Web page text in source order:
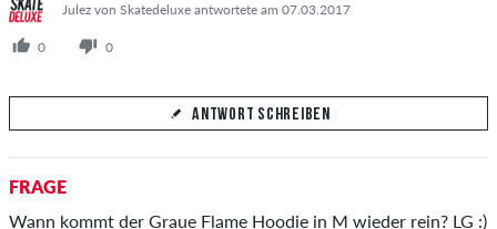
Julez von Skatedeluxe antwortete am 07.03.2017
0 0
ANTWORT SCHREIBEN
Deine Antwort
Beantworte hier die Frage von Malthe
FRAGE
Wann kommt der Graue Flame Hoodie in M wieder rein? LG :)